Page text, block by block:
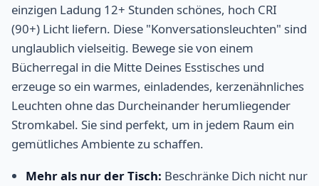
einzigen Ladung 12+ Stunden schönes, hoch CRI
(90+) Licht liefern. Diese "Konversationsleuchten" sind
unglaublich vielseitig. Bewege sie von einem
Bücherregal in die Mitte Deines Esstisches und
erzeuge so ein warmes, einladendes, kerzenähnliches
Leuchten ohne das Durcheinander herumliegender
Stromkabel. Sie sind perfekt, um in jedem Raum ein
gemütliches Ambiente zu schaffen.
Mehr als nur der Tisch: Beschränke Dich nicht nur